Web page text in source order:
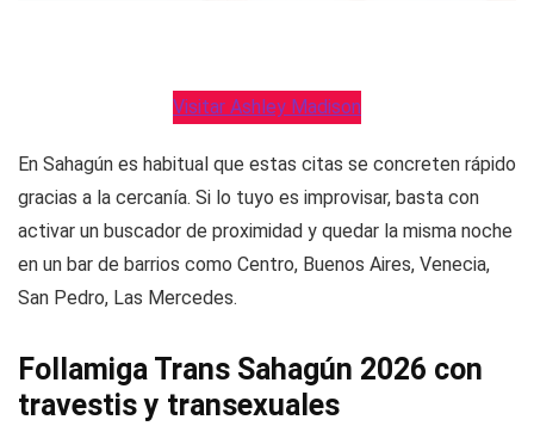
Visitar Ashley Madison
En Sahagún es habitual que estas citas se concreten rápido
gracias a la cercanía. Si lo tuyo es improvisar, basta con
activar un buscador de proximidad y quedar la misma noche
en un bar de barrios como Centro, Buenos Aires, Venecia,
San Pedro, Las Mercedes.
Follamiga Trans Sahagún 2026 con
travestis y transexuales